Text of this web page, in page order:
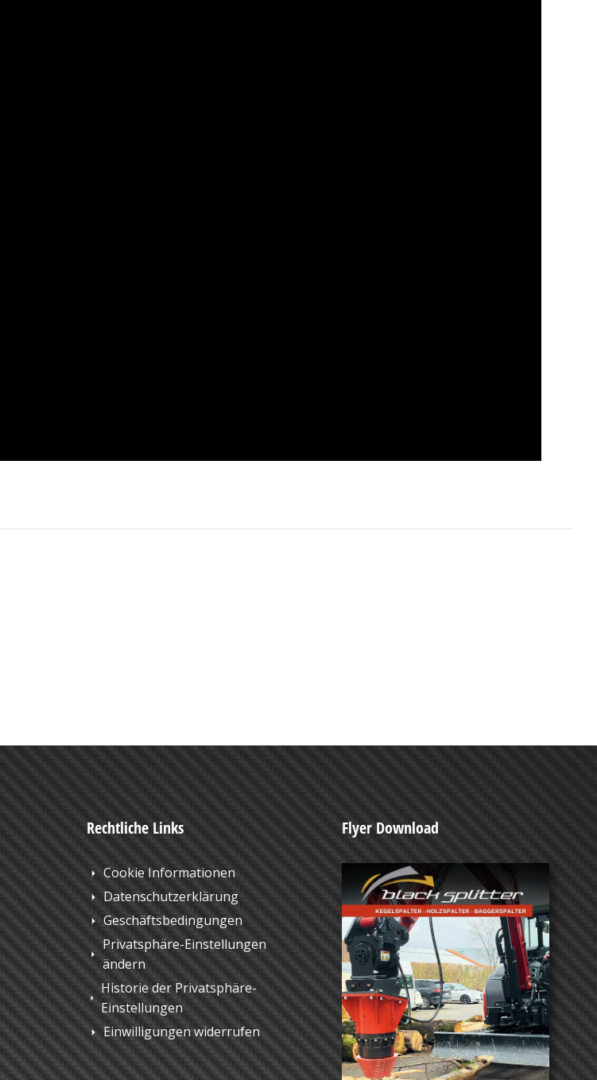
Rechtliche Links
Cookie Informationen
Datenschutzerklärung
Geschäftsbedingungen
Privatsphäre-Einstellungen
ändern
Historie der Privatsphäre-
Einstellungen
Einwilligungen widerrufen
Flyer Download